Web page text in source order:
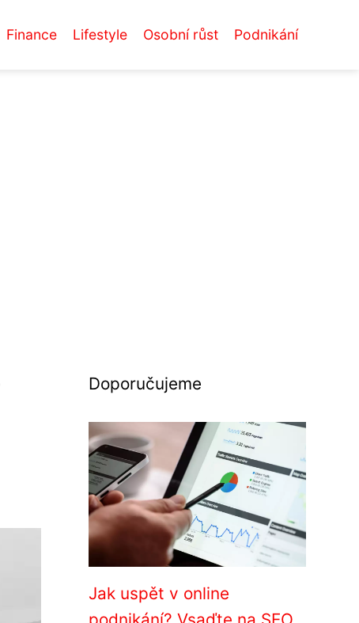
Finance Lifestyle Osobní růst Podnikání
Doporučujeme
Jak uspět v online